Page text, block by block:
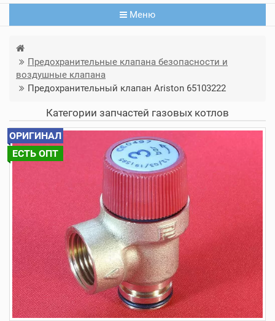
Меню
Предохранительные клапана безопасности и
воздушные клапана
Предохранительный клапан Ariston 65103222
Категории запчастей газовых котлов
ОРИГИНАЛ
ЕСТЬ ОПТ